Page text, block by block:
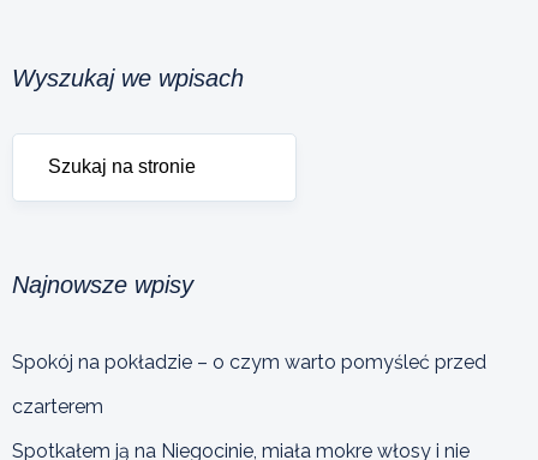
Wyszukaj we wpisach
Najnowsze wpisy
Spokój na pokładzie – o czym warto pomyśleć przed
czarterem
Spotkałem ją na Niegocinie, miała mokre włosy i nie